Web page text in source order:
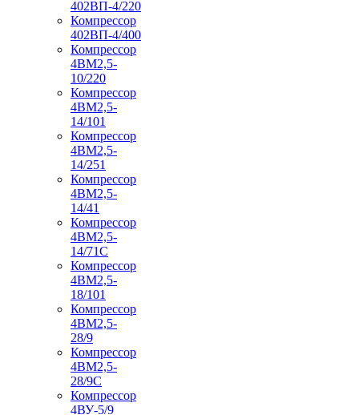
402ВП-4/220
Компрессор
402ВП-4/400
Компрессор
4ВМ2,5-
10/220
Компрессор
4ВМ2,5-
14/101
Компрессор
4ВМ2,5-
14/251
Компрессор
4ВМ2,5-
14/41
Компрессор
4ВМ2,5-
14/71C
Компрессор
4ВМ2,5-
18/101
Компрессор
4ВМ2,5-
28/9
Компрессор
4ВМ2,5-
28/9С
Компрессор
4ВУ-5/9